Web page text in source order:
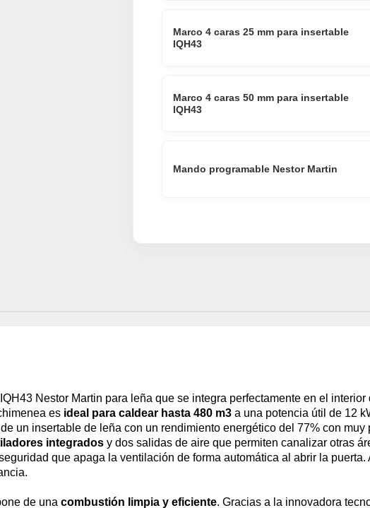
Marco 4 caras 25 mm para insertable
IQH43
Marco 4 caras 50 mm para insertable
IQH43
Mando programable Nestor Martin
Nestor Martin para leña que se integra perfectamente en el
es ideal para caldear hasta 480 m3 a una potencia útil de 12
un insertable de leña con un rendimiento energético del 77% con muy
integrados y dos salidas de aire que permiten canalizar otras
que apaga la ventilación de forma automática al abrir la puerta.
de una combustión limpia y eficiente. Gracias a la innovadora